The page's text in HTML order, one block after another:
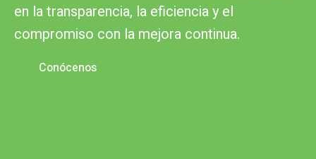
en la transparencia, la eficiencia y el
compromiso con la mejora continua.
Conócenos